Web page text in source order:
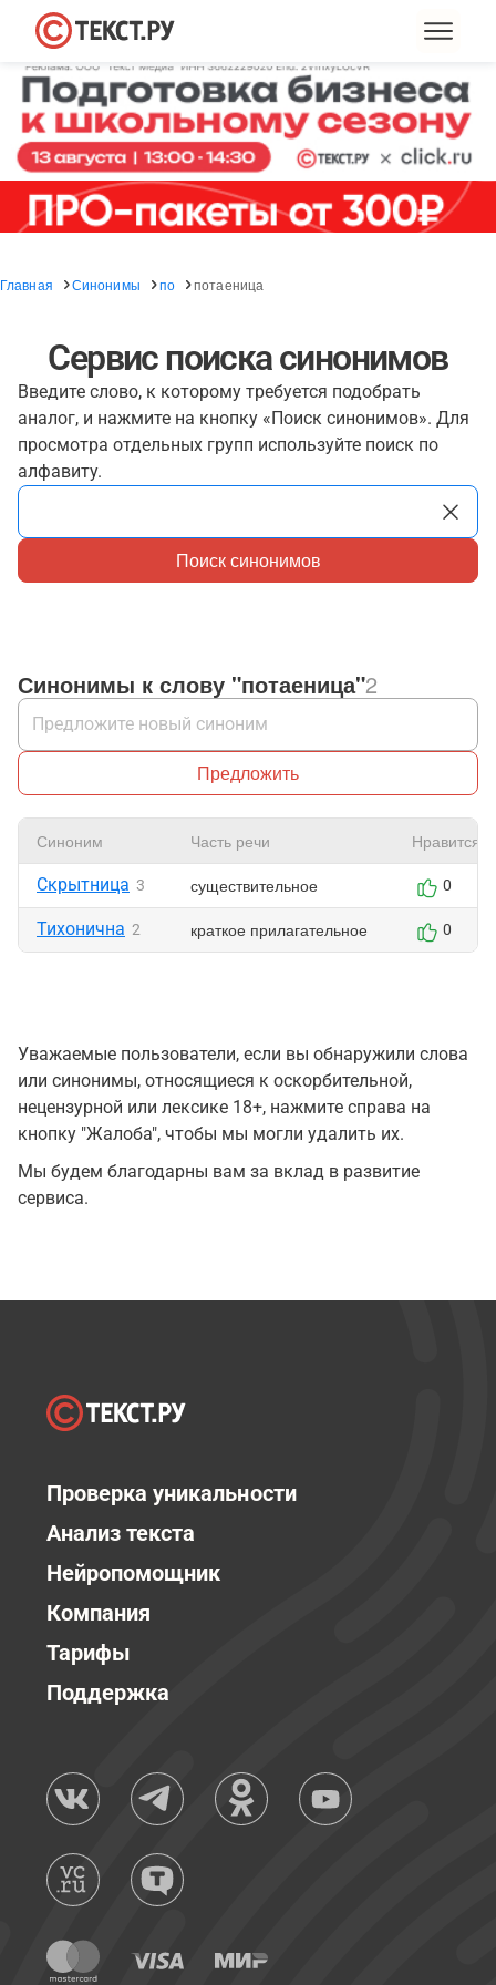
Главная Синонимы по потаеница
Сервис поиска синонимов
Введите слово, к которому требуется подобрать
аналог, и нажмите на кнопку «Поиск синонимов». Для
просмотра отдельных групп используйте поиск по
алфавиту.
Поиск синонимов
Синонимы к слову "потаеница"2
Предложить
Синоним Часть речи Нравится
Скрытница 3 существительное 0
Тихонична 2 краткое прилагательное 0
Уважаемые пользователи, если вы обнаружили слова
или синонимы, относящиеся к оскорбительной,
нецензурной или лексике 18+, нажмите справа на
кнопку "Жалоба", чтобы мы могли удалить их.
Мы будем благодарны вам за вклад в развитие
сервиса.
Проверка уникальности
Анализ текста
Нейропомощник
Компания
Тарифы
Поддержка